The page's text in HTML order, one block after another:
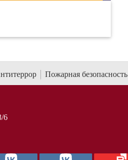
Пожарная безопасность
6